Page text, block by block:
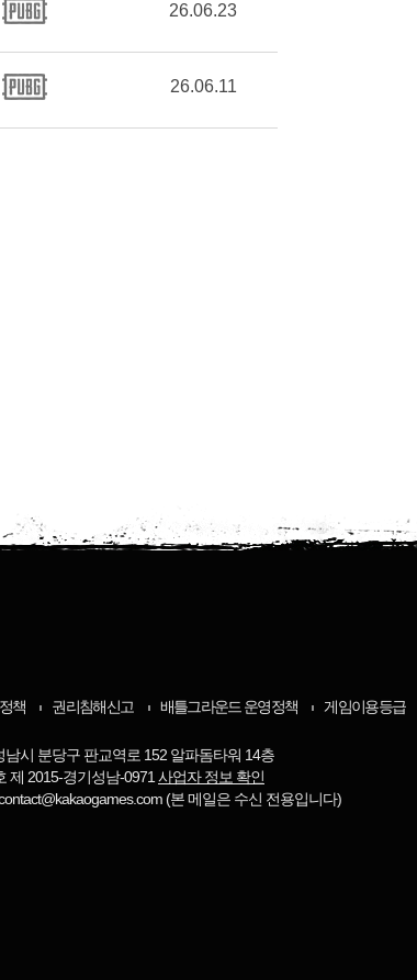
26.06.23
26.06.11
책 권리침해신고 배틀그라운드 운영정책 게임이용등급
시 분당구 판교역로 152 알파돔타워 14층
제 2015-경기성남-0971 사업자 정보 확인
(본 메일은 수신 전용입니다)